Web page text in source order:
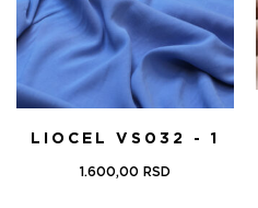
LIOCEL VS032 - 1
1.600,00 RSD